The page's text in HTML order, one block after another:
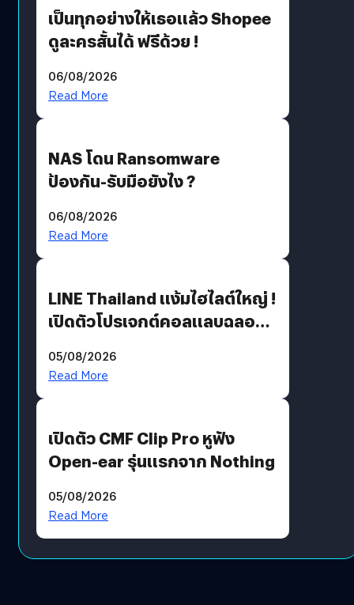
เป็นทุกอย่างให้เธอแล้ว Shopee
ดูละครสั้นได้ ฟรีด้วย !
06/08/2026
Read More
NAS โดน Ransomware
ป้องกัน-รับมือยังไง ?
06/08/2026
Read More
LINE Thailand แง้มไฮไลต์ใหญ่ !
เปิดตัวโปรเจกต์คอลแลบฉลอง
Moon x LINE FRIENDS
05/08/2026
Read More
เปิดตัว CMF Clip Pro หูฟัง
Open-ear รุ่นแรกจาก Nothing
05/08/2026
Read More